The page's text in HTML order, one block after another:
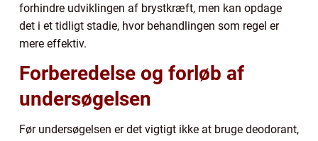
forhindre udviklingen af brystkræft, men kan opdage
det i et tidligt stadie, hvor behandlingen som regel er
mere effektiv.
Forberedelse og forløb af
undersøgelsen
Før undersøgelsen er det vigtigt ikke at bruge deodorant,